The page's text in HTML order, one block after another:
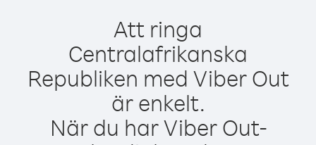
Att ringa
Centralafrikanska
Republiken med Viber Out
är enkelt.
När du har Viber Out-